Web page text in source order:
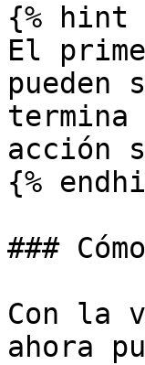
{% hint
El
acción
{%
###
Con la
ahora